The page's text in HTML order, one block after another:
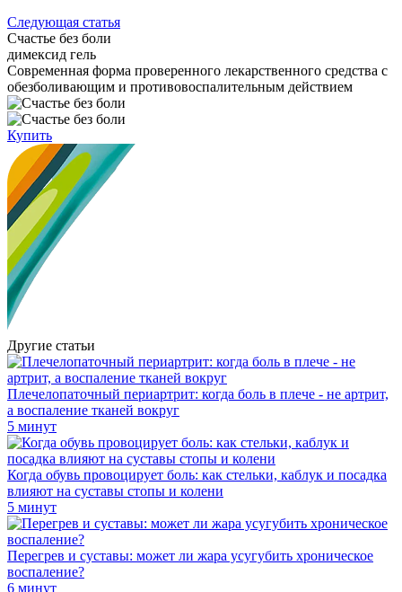
Следующая статья
Счастье без боли
димексид гель
Cовременная форма проверенного лекарственного средства с
обезболивающим и противовоспалительным действием
Купить
Другие статьи
Плечелопаточный периартрит: когда боль в плече - не артрит,
а воспаление тканей вокруг
5 минут
Когда обувь провоцирует боль: как стельки, каблук и посадка
влияют на суставы стопы и колени
5 минут
Перегрев и суставы: может ли жара усугубить хроническое
воспаление?
6 минут